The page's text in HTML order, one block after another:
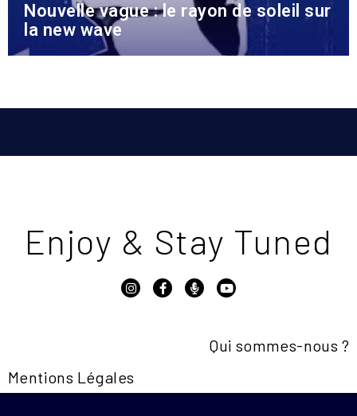
Nouvelle vague : le rayon de soleil sur
la new wave
Enjoy & Stay Tuned
Qui sommes-nous ?
Mentions Légales